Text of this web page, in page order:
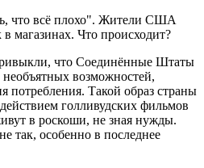
что Соединённые Штаты
возможностей,
потребления. Такой образ страны
голливудских фильмов
в роскоши, не зная нужды.
так, особенно в последнее